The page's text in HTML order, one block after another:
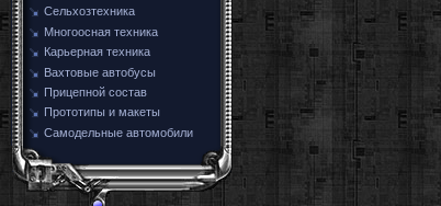
Сельхозтехника
Многоосная техника
Карьерная техника
Вахтовые автобусы
Прицепной состав
Прототипы и макеты
Самодельные автомобили